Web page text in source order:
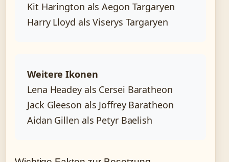
Kit Harington als Aegon Targaryen
Harry Lloyd als Viserys Targaryen
Weitere Ikonen
Lena Headey als Cersei Baratheon
Jack Gleeson als Joffrey Baratheon
Aidan Gillen als Petyr Baelish